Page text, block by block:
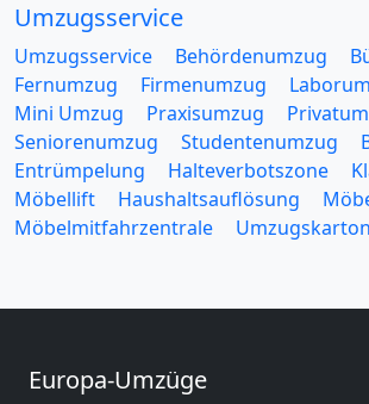
Umzugsservice
Umzugsservice Behördenumzug
Fernumzug
Firmenumzug
Mini Umzug
Praxisumzug
Seniorenumzug
Studentenumzug
Entrümpelung
Halteverbotszone
Möbellift
Haushaltsauflösung
Möbelmitfahrzentrale
Europa-Umzüge